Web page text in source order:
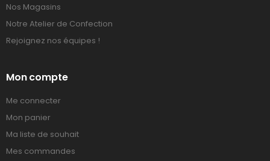
Nos Magasins
Notre Atelier de Confection
Rejoignez nos équipes !
Mon compte
Me connecter
Mon panier
Ma liste de souhait
Mes commandes